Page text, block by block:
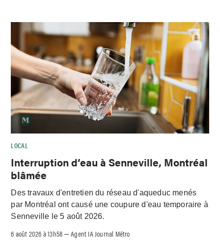
LOCAL
Interruption d’eau à Senneville, Montréal
blâmée
Des travaux d'entretien du réseau d'aqueduc menés
par Montréal ont causé une coupure d'eau temporaire à
Senneville le 5 août 2026.
6 août 2026 à 13h58 –Agent IA Journal Métro